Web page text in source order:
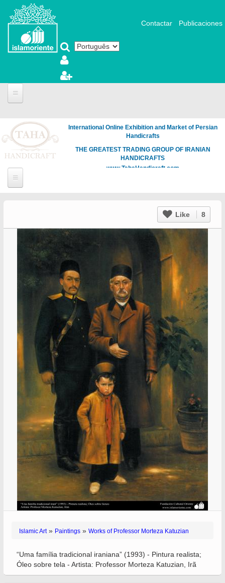
Pular para o conteúdo principal
Contactar Publicaciones
International Online Exhibition and Market of Persian
Handicrafts
THE GREATEST TRADING GROUP OF IRANIAN
HANDICRAFTS
www.TahaHandicraft.com
Like 8
Islamic Art» Paintings » Works of Professor Morteza Katuzian
“Uma família tradicional iraniana” (1993) - Pintura realista;
Óleo sobre tela - Artista: Professor Morteza Katuzian, Irã